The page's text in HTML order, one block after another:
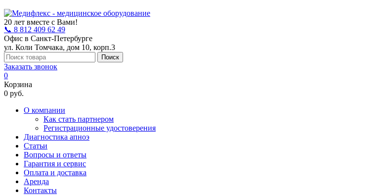
20 лет вместе с Вами!
📞 8 812 409 62 49
Офис в Санкт-Петербурге
ул. Коли Томчака, дом 10, корп.3
Поиск
Заказать звонок
0
Корзина
0 руб.
О компании
Как стать партнером
Регистрационные удостоверения
Диагностика апноэ
Статьи
Вопросы и ответы
Гарантия и сервис
Оплата и доставка
Аренда
Контакты